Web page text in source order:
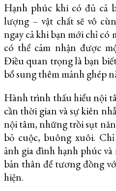
Hạnh phúc khi có đủ cả
lượng – vật chất sẽ vô
ngay cả khi bạn mới chỉ có
có thể cảm nhận được
Điều quan trọng là bạn
bổ sung thêm mảnh ghép
Hành trình thấu hiểu nội
cần thời gian và sự kiên
nội tâm, những trồi sụt
bỏ cuộc, buông xuôi.
ảnh gia đình hạnh phúc
bản thân để tương đồng
hiện.